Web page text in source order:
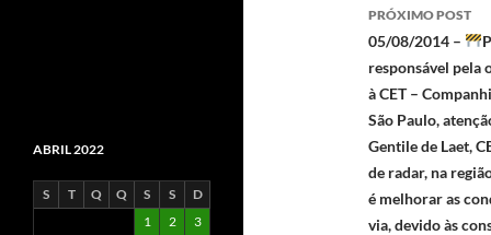
PRÓXIMO POST
05/08/2014 –
responsável pela
à CET –
São Paulo,
Gentile de Laet,
de radar, na
é melhorar as
via, devido às
ABRIL 2022
S T Q Q S S
D
1
2
3